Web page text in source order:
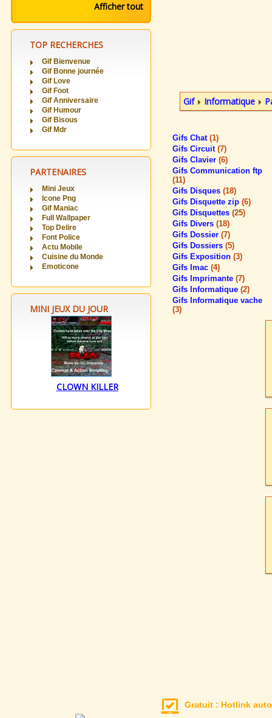
Afficher tout
TOP RECHERCHES
Gif Bienvenue
Gif Bonne journée
Gif Love
Gif Foot
Gif Anniversaire
Gif Humour
Gif Bisous
Gif Mdr
PARTENAIRES
Mini Jeux
Icone Png
Gif Maniac
Full Wallpaper
Top Delire
Font Police
Actu Mobile
Cuisine du Monde
Emoticone
MINI JEUX DU JOUR
CLOWN KILLER
Gif Informatique
Gifs Chat (1)
Gifs Circuit (7)
Gifs Clavier (6)
Gifs Communication ftp
(11)
Gifs Disques (18)
Gifs Disquette zip (6)
Gifs Disquettes (25)
Gifs Divers (18)
Gifs Dossier (7)
Gifs Dossiers (5)
Gifs Exposition (3)
Gifs Imac (4)
Gifs Imprimante (7)
Gifs Informatique (2)
Gifs Informatique vache
(3)
Gratuit : Hotlink